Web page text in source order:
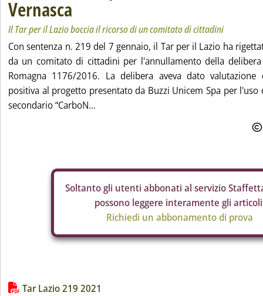
Vernasca
Il Tar per il Lazio boccia il ricorso di un comitato di cittadini
Con sentenza n. 219 del 7 gennaio, il Tar per il Lazio ha
da un comitato di cittadini per l'annullamento della
Romagna 1176/2016. La delibera aveva dato valutazione
positiva al progetto presentato da Buzzi Unicem Spa per
secondario “CarboN...
Soltanto gli utenti abbonati al servizio
possono leggere interamente gli
Richiedi un abbonamento di prova
Lista allegati PDF alla notizia
Tar Lazio 219 2021